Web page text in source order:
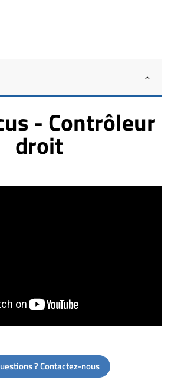
- Contrôleur
droit
? Contactez-nous